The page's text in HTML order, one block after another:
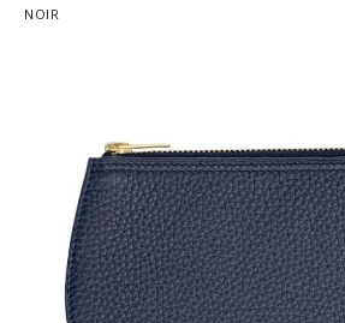
NOIR